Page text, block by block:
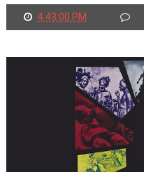
4:43:00 PM